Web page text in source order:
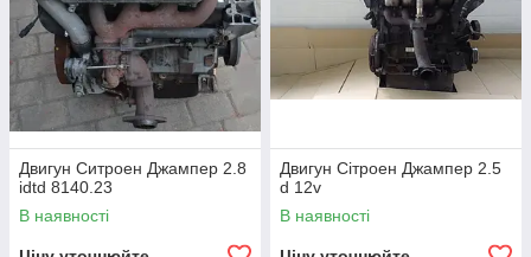
II покоління СітроенДжампер, з 2006 до 2014 рік, з
такими об'ємами: 2.2 hdi, 3.0 hdi
Двигун Ситроен Джампер 2.8
idtd 8140.23
В наявності
Двигун Сітроен Джампер 2.5
d 12v
В наявності